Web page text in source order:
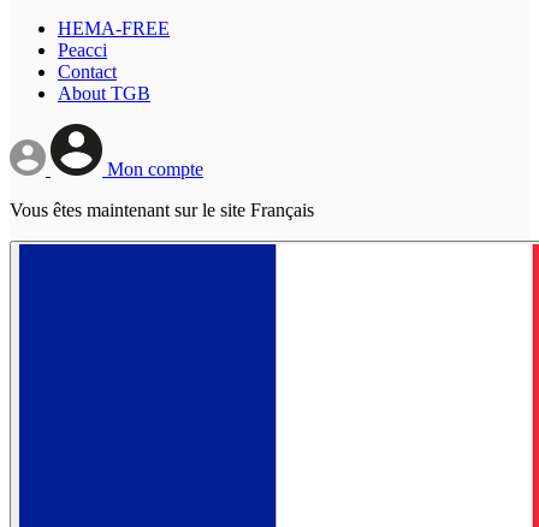
HEMA-FREE
Peacci
Contact
About TGB
Mon compte
Vous êtes maintenant sur le site Français